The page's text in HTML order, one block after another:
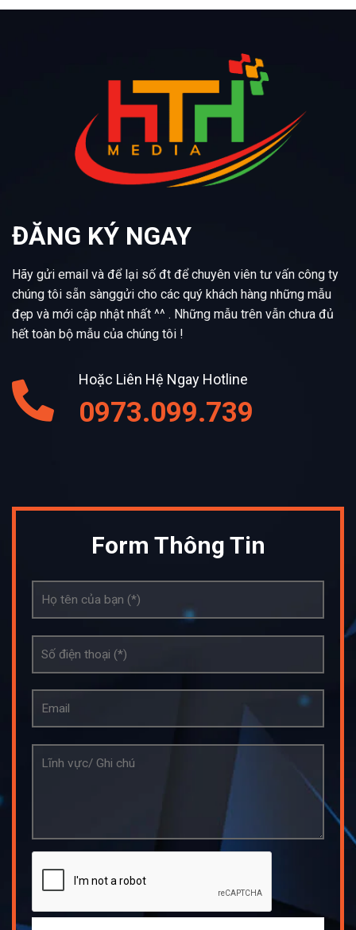
ĐĂNG KÝ NGAY
Hãy gửi email và để lại số đt để chuyên viên tư vấn công ty
chúng tôi sẵn sànggửi cho các quý khách hàng những mẫu
đẹp và mới cập nhật nhất ^^ . Những mẫu trên vẫn chưa đủ
hết toàn bộ mẫu của chúng tôi !
Hoặc Liên Hệ Ngay Hotline
0973.099.739
Form Thông Tin